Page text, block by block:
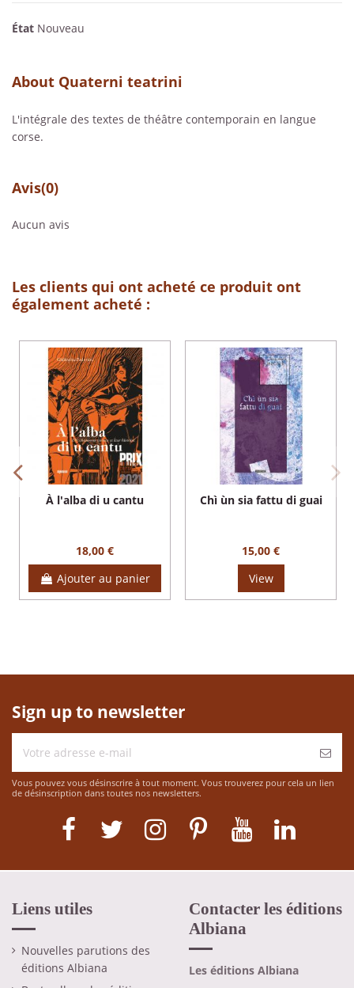
État Nouveau
About Quaterni teatrini
L'intégrale des textes de théâtre contemporain en langue
corse.
Avis(0)
Aucun avis
Les clients qui ont acheté ce produit ont
également acheté :
À l'alba di u cantu
18,00 €
Ajouter au panier
Chì ùn sia fattu di guai
15,00 €
View
Sign up to newsletter
Vous pouvez vous désinscrire à tout moment. Vous trouverez pour cela un lien
de désinscription dans toutes nos newsletters.
Liens utiles
Nouvelles parutions des
éditions Albiana
Contacter les éditions
Albiana
Les éditions Albiana